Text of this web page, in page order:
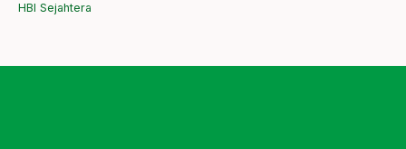
HBI Sejahtera